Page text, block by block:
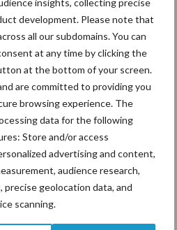
insights, collecting precise
development. Please note that
all our subdomains. You can
at any time by clicking the
at the bottom of your screen.
are committed to providing you
browsing experience. The
data for the following
Store and/or access
advertising and content,
audience research,
precise geolocation data, and
scanning.
worden gemolken. Ook maakt
dit heeft ze altijd al gedaan en
de andere koeien uit.”
sinds 2010 aan meedoet. “Twee
nog bij ons op het bedrijf. De koe
dus gaat weer mee in het
steeds meer met gesekst sperma,
uit is ontstaan.”
de toekomst